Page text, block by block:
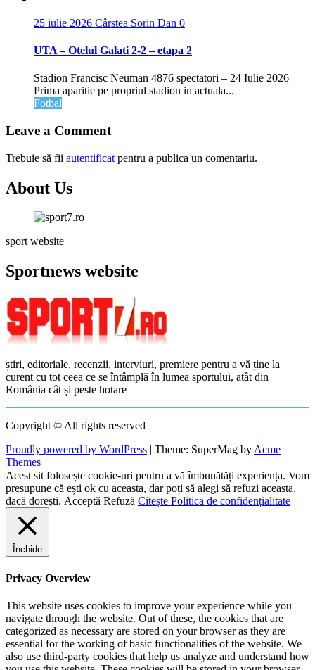
25 iulie 2026 Cârstea Sorin Dan 0
UTA – Otelul Galati 2-2 – etapa 2
Stadion Francisc Neuman 4876 spectatori – 24 Iulie 2026
Prima aparitie pe propriul stadion in actuala...
Fotbal
Leave a Comment
Trebuie să fii autentificat pentru a publica un comentariu.
About Us
sport website
Sportnews website
știri, editoriale, recenzii, interviuri, premiere pentru a vă ține la
curent cu tot ceea ce se întâmplă în lumea sportului, atât din
România cât și peste hotare
Copyright © All rights reserved
Proudly powered by WordPress | Theme: SuperMag by Acme
Themes
Acest sit folosește cookie-uri pentru a vă îmbunătăți experiența. Vom
presupune că ești ok cu aceasta, dar poți să alegi să refuzi aceasta,
dacă dorești. Acceptă Refuză Citește Politica de confidențialitate
Închide
Privacy Overview
This website uses cookies to improve your experience while you
navigate through the website. Out of these, the cookies that are
categorized as necessary are stored on your browser as they are
essential for the working of basic functionalities of the website. We
also use third-party cookies that help us analyze and understand how